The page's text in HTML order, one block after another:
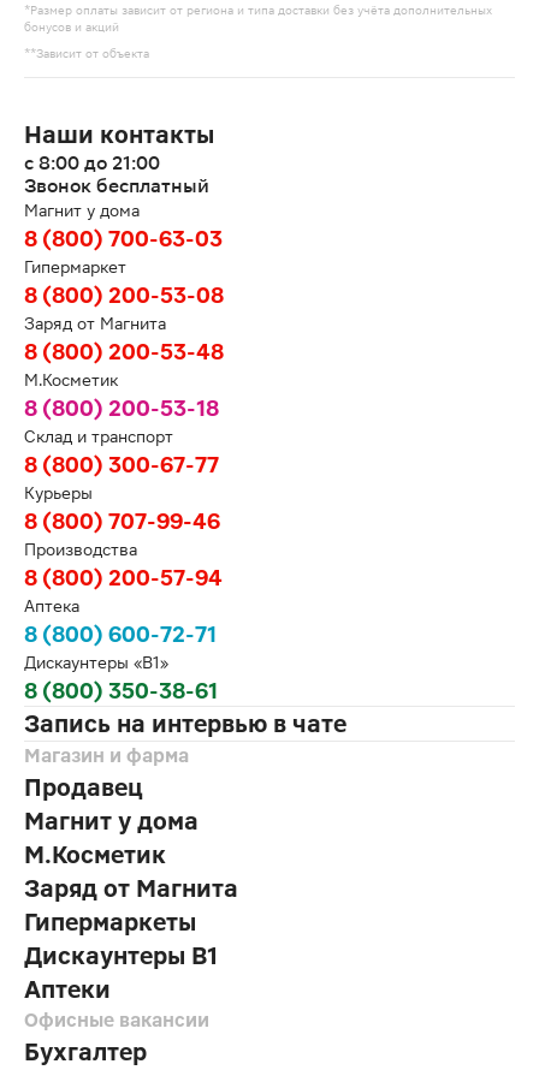
*Размер оплаты зависит от региона и типа доставки без учёта дополнительных
бонусов и акций
**Зависит от объекта
Наши контакты
с 8:00 до 21:00
Звонок бесплатный
Магнит у дома
8 (800) 700-63-03
Гипермаркет
8 (800) 200-53-08
Заряд от Магнита
8 (800) 200-53-48
М.Косметик
8 (800) 200-53-18
Склад и транспорт
8 (800) 300-67-77
Курьеры
8 (800) 707-99-46
Производства
8 (800) 200-57-94
Аптека
8 (800) 600-72-71
Дискаунтеры «В1»
8 (800) 350-38-61
Запись на интервью в чате
Магазин и фарма
Продавец
Магнит у дома
М.Косметик
Заряд от Магнита
Гипермаркеты
Дискаунтеры В1
Аптеки
Офисные вакансии
Бухгалтер